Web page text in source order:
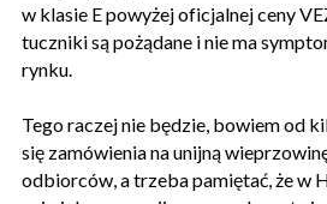
w klasie E powyżej oficjalnej ceny
tuczniki są pożądane i nie ma
rynku.
Tego raczej nie będzie, bowiem od
się zamówienia na unijną
odbiorców, a trzeba pamiętać, że w